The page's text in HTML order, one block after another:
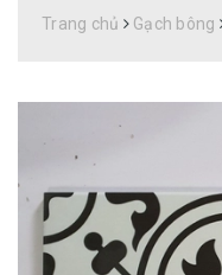
Trang chủ Gạch bông